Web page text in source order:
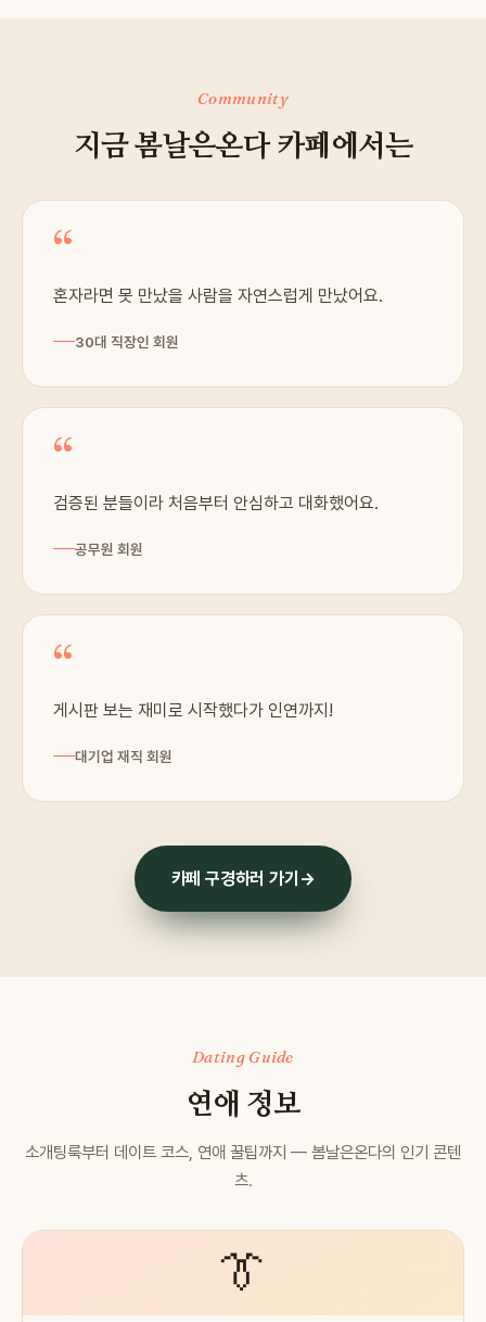
Community
지금 봄날은온다 카페에서는
“
혼자라면 못 만났을 사람을 자연스럽게 만났어요.
30대 직장인 회원
“
검증된 분들이라 처음부터 안심하고 대화했어요.
공무원 회원
“
게시판 보는 재미로 시작했다가 인연까지!
대기업 재직 회원
카페 구경하러 가기 →
Dating Guide
연애 정보
소개팅룩부터 데이트 코스, 연애 꿀팁까지 — 봄날은온다의 인기 콘텐
츠.
👔